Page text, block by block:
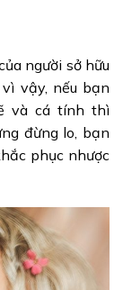
người sở hữu
vậy, nếu bạn
và cá tính thì
đừng lo, bạn
phục nhược